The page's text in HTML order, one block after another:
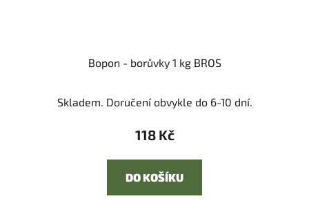
Bopon - borůvky 1 kg BROS
Skladem. Doručení obvykle do 6-10 dní.
118 Kč
DO KOŠÍKU